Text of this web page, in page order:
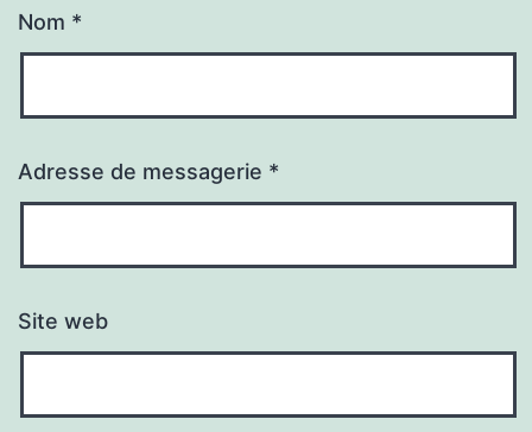
Nom *
Adresse de messagerie *
Site web